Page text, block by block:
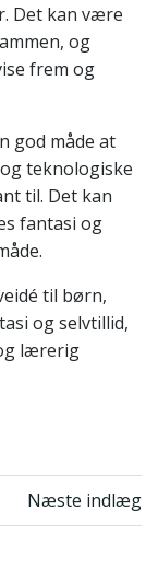
Det kan være
og
frem og
god måde at
teknologiske
til. Det kan
fantasi og
til børn,
og selvtillid,
lærerig
Næste indlæg